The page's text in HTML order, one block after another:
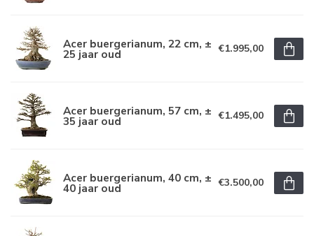
Acer buergerianum, 22 cm, ±
25 jaar oud €1.995,00
Acer buergerianum, 57 cm, ±
35 jaar oud €1.495,00
Acer buergerianum, 40 cm, ±
40 jaar oud €3.500,00